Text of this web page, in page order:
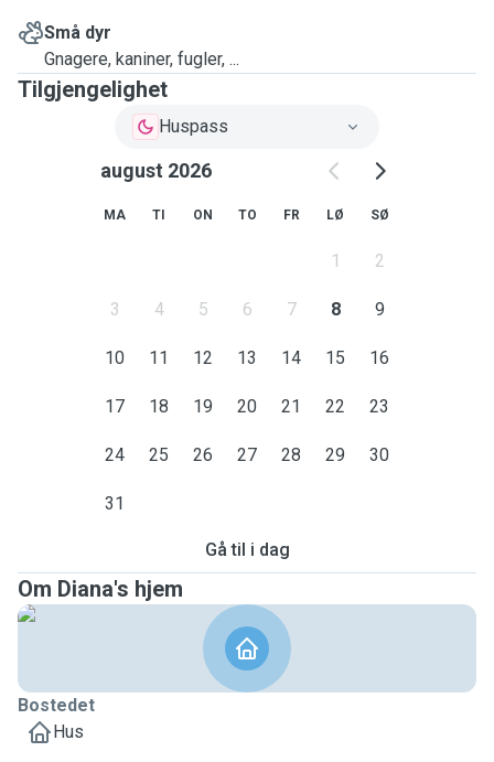
Små dyr
Gnagere, kaniner, fugler, ...
Tilgjengelighet
Huspass
august 2026
MA TI ON TO FR LØ SØ
1 2
3 4 5 6 7 8 9
10 11 12 13 14 15 16
17 18 19 20 21 22 23
24 25 26 27 28 29 30
31
Gå til i dag
Om Diana's hjem
Bostedet
Hus